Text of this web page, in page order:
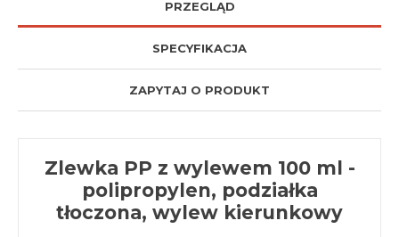
PRZEGLĄD
SPECYFIKACJA
ZAPYTAJ O PRODUKT
Zlewka PP z wylewem 100 ml -
polipropylen, podziałka
tłoczona, wylew kierunkowy